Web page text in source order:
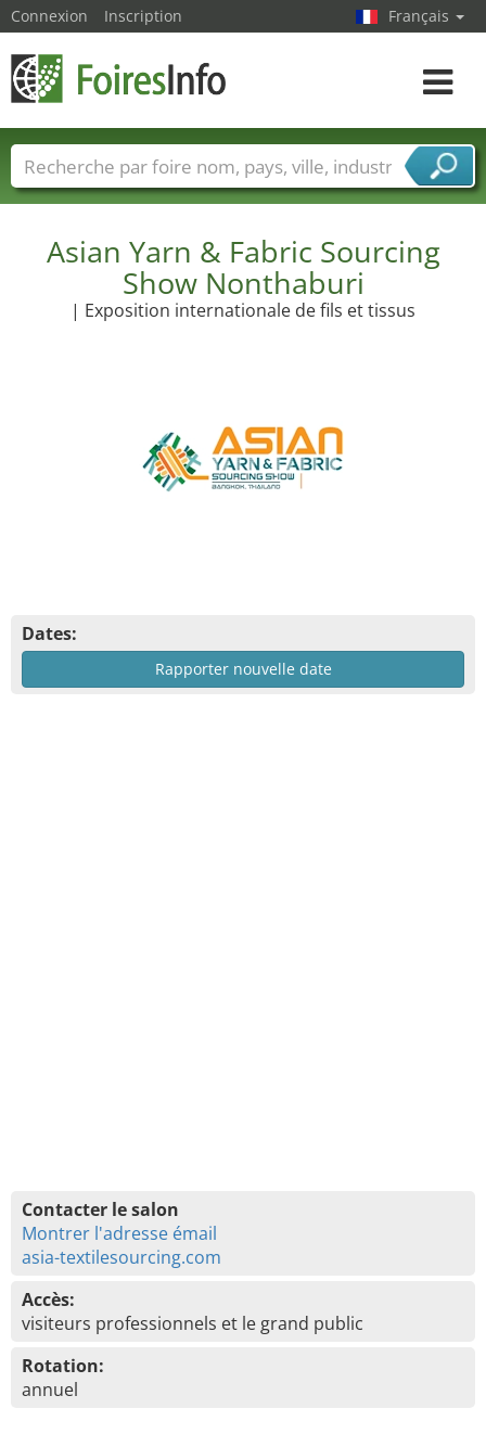
Asian Yarn & Fabric Sourcing
Show Nonthaburi
| Exposition internationale de fils et tissus
Dates:
Rapporter nouvelle date
Contacter le salon
Montrer l'adresse émail
asia-textilesourcing.com
Accès:
visiteurs professionnels et le grand public
Rotation:
annuel
Connexion Inscription Français
Toggle
Foire noms Pays Villes
Secteurs de foire